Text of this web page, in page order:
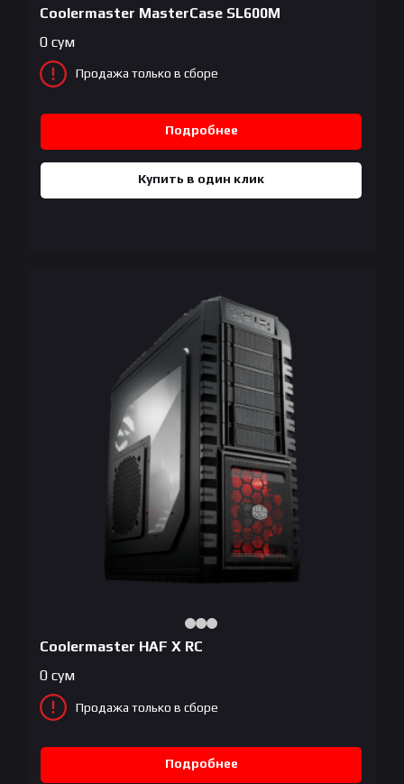
Coolermaster MasterCase SL600M
0 сум
Продажа только в сборе
Подробнее
Купить в один клик
Coolermaster HAF X RC
0 сум
Продажа только в сборе
Подробнее